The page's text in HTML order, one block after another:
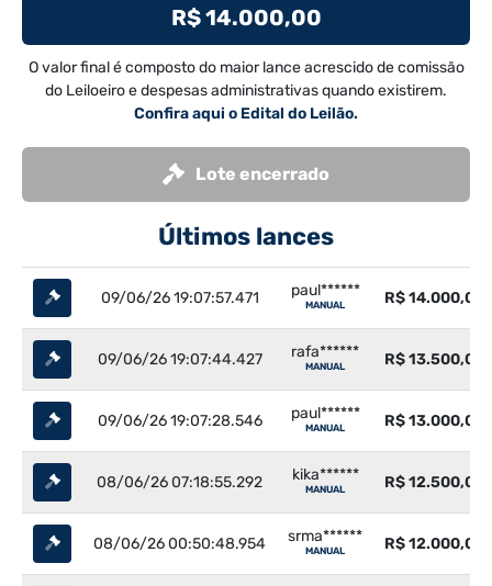
R$ 14.000,00
O valor final é composto do maior lance acrescido de comissão
do Leiloeiro e despesas administrativas quando existirem.
Confira aqui o Edital do Leilão.
Lote encerrado
Últimos lances
09/06/26 19:07:57.471 paul******
MANUAL R$ 14.000,00
09/06/26 19:07:44.427 rafa******
MANUAL R$ 13.500,00
09/06/26 19:07:28.546 paul******
MANUAL R$ 13.000,00
08/06/26 07:18:55.292 kika******
MANUAL R$ 12.500,00
08/06/26 00:50:48.954 srma******
MANUAL R$ 12.000,00